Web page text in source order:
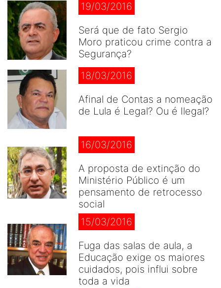
19/03/2016
Será que de fato Sergio
Moro praticou crime contra a
Segurança?
18/03/2016
Afinal de Contas a nomeação
de Lula é Legal? Ou é Ilegal?
16/03/2016
A proposta de extinção do
Ministério Público é um
pensamento de retrocesso
social
15/03/2016
Fuga das salas de aula, a
Educação exige os maiores
cuidados, pois influi sobre
toda a vida